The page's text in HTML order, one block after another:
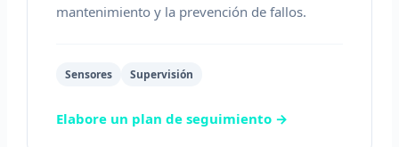
mantenimiento y la prevención de fallos.
Sensores Supervisión
Elabore un plan de seguimiento →